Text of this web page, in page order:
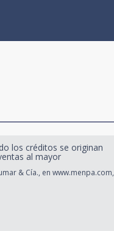
los créditos se originan
al mayor
& Cía., en www.menpa.com,